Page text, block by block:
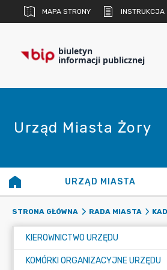
MAPA STRONY INSTRUKCJA
biuletyn
informacji publicznej
Urząd Miasta Żory
URZĄD MIASTA
STRONA GŁÓWNA RADA MIASTA
KIEROWNICTWO URZĘDU
KOMÓRKI ORGANIZACYJNE URZĘDU